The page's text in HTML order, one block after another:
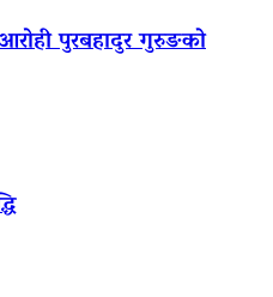
पुरबहादुर गुरुङको